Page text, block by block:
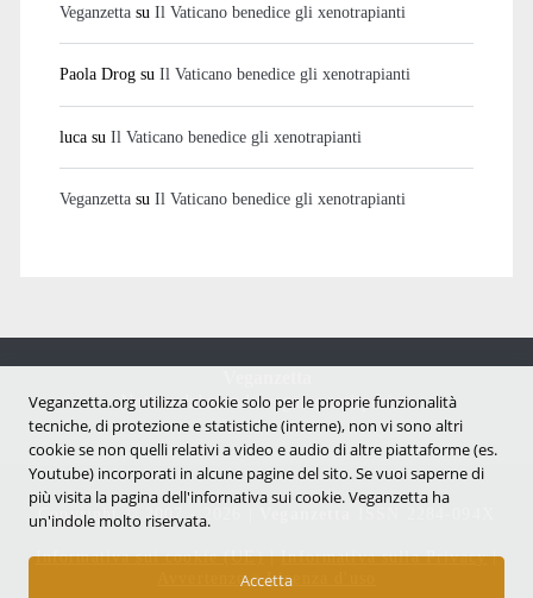
Veganzettasu Il Vaticano benedice gli xenotrapianti
Paola Drogsu Il Vaticano benedice gli xenotrapianti
lucasu Il Vaticano benedice gli xenotrapianti
Veganzettasu Il Vaticano benedice gli xenotrapianti
Notizie dal mondo vegan e antispecista
Copyright © 2007 - 2026 |
Informativa sui cookie (UE)|Informativa sulla Privacy|
Avvertenze e Licenza d'uso
Veganzetta.org utilizza cookie solo per le proprie funzionalità
tecniche, di protezione e statistiche (interne), non vi sono altri
cookie se non quelli relativi a video e audio di altre piattaforme (es.
Youtube) incorporati in alcune pagine del sito. Se vuoi saperne di
più visita la pagina dell'infornativa sui cookie. Veganzetta ha
un'indole molto riservata.
Accetta